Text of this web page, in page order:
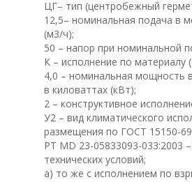
ЦГ– тип (центробежный
12,5– номинальная подача в
(м3/ч);
50 – напор при номинальной
К – исполнение по материалу
4,0 – номинальная мощность
в киловаттах (кВт);
2 – конструктивное
У2 – вид климатического
размещения по ГОСТ 15150-
РТ МD 23-05833093-033:2003
технических условий;
a) то же с исполнением по